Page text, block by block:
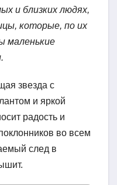
и близких людях,
которые, по их
маленькие
звезда с
и яркой
радость и
во всем
след в